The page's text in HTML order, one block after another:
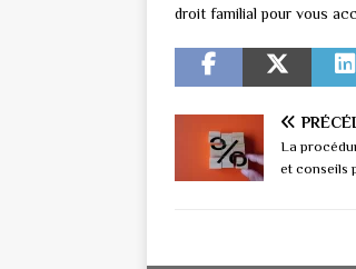
droit familial pour vous
La
et conseils